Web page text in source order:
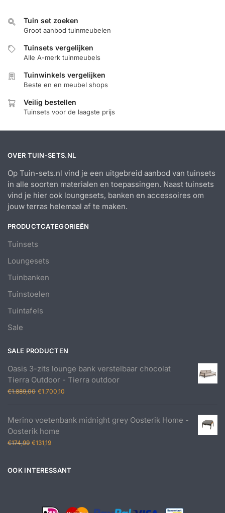
Tuin set zoeken
Groot aanbod tuinmeubelen
Tuinsets vergelijken
Alle A-merk tuinmeubels
Tuinwinkels vergelijken
Beste en en meubel shops
Veilig bestellen
Tuinsets voor de laagste prijs
OVER TUIN-SETS.NL
Op Tuin-sets.nl vind je een uitgebreid aanbod van tuinsets
in alle soorten materialen en toepassingen. Naast tuinsets
vind je hier ook loungesets, banken en accessoires om
jouw terras helemaal af te maken.
PRODUCTCATEGORIEËN
Tuinsets
Loungesets
Tuinbanken
Tuinstoelen
Tuintafels
Sale
SALE PRODUCTEN
Oasis 3-zits lounge bank verstelbaar chocolat
Tierra Outdoor - Tierra outdoor
€1.889,00 Oorspronkelijke
€1.889,00.
€1.700,10
€1.700,10.
Merino voetenbank midnight grey Oosterik Home -
Oosterik home
€174,99 Oorspronkelijke
€174,99.
€131,19Huidige
€131,19.
OOK INTERESSANT